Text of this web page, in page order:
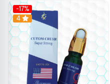
-17%
4